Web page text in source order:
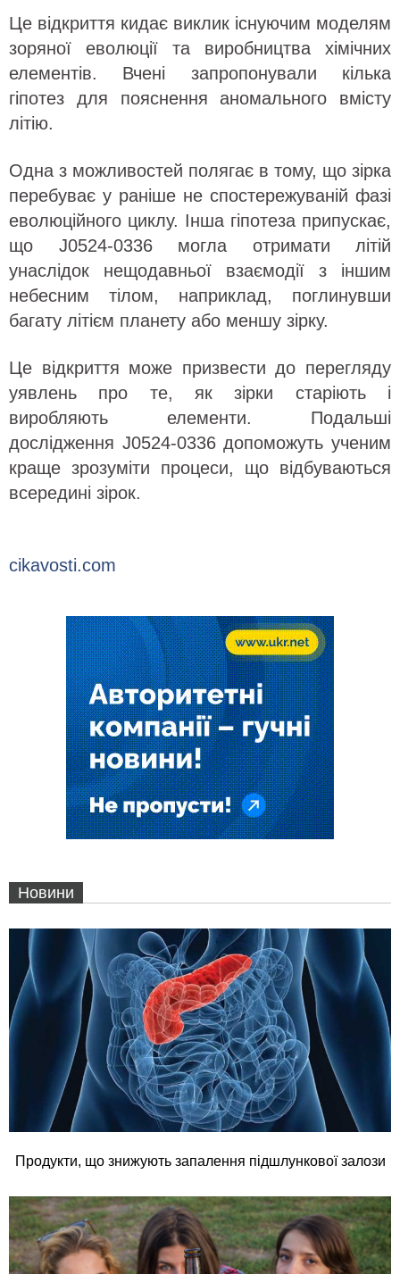
Це відкриття кидає виклик існуючим моделям
зоряної еволюції та виробництва хімічних
елементів. Вчені запропонували кілька
гіпотез для пояснення аномального вмісту
літію.
Одна з можливостей полягає в тому, що зірка
перебуває у раніше не спостережуваній фазі
еволюційного циклу. Інша гіпотеза припускає,
що J0524-0336 могла отримати літій
унаслідок нещодавньої взаємодії з іншим
небесним тілом, наприклад, поглинувши
багату літієм планету або меншу зірку.
Це відкриття може призвести до перегляду
уявлень про те, як зірки старіють і
виробляють елементи. Подальші
дослідження J0524-0336 допоможуть ученим
краще зрозуміти процеси, що відбуваються
всередині зірок.
cikavosti.com
Новини
Продукти, що знижують запалення підшлункової залози